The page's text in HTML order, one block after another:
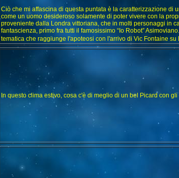
Ciò che mi affascina di questa puntata è la caratterizzazione
come un uomo desideroso solamente di poter vivere con la
proveniente dalla Londra vittoriana, che in molti personaggi in
fantascienza, primo fra tutti il famosissimo “Io Robot”
tematica che raggiunge l'apoteosi con l'arrivo di Vic Fontaine su
In questo clima estivo, cosa c'è di meglio di un bel Picard con